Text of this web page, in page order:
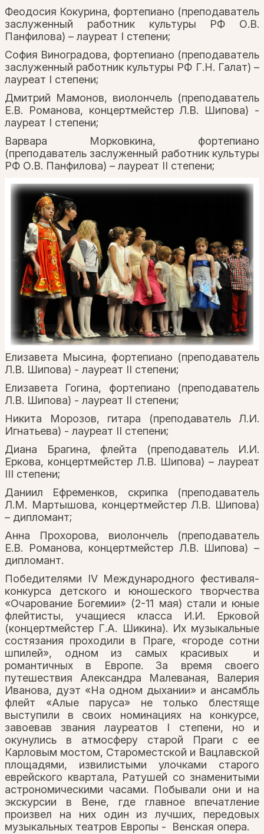
Феодосия Кокурина, фортепиано (преподаватель
заслуженный работник культуры РФ О.В.
Панфилова) – лауреат I степени;
София Виноградова, фортепиано (преподаватель
заслуженный работник культуры РФ Г.Н. Галат) –
лауреат I степени;
Дмитрий Мамонов, виолончель (преподаватель
Е.В. Романова, концертмейстер Л.В. Шипова) -
лауреат I степени;
Варвара Морковкина, фортепиано
(преподаватель заслуженный работник культуры
РФ О.В. Панфилова) – лауреат II степени;
Елизавета Мысина, фортепиано (преподаватель
Л.В. Шипова) - лауреат II степени;
Елизавета Гогина, фортепиано (преподаватель
Л.В. Шипова) - лауреат II степени;
Никита Морозов, гитара (преподаватель Л.И.
Игнатьева) - лауреат II степени;
Диана Брагина, флейта (преподаватель И.И.
Еркова, концертмейстер Л.В. Шипова) – лауреат
III степени;
Даниил Ефременков, скрипка (преподаватель
Л.М. Мартышова, концертмейстер Л.В. Шипова)
– дипломант;
Анна Прохорова, виолончель (преподаватель
Е.В. Романова, концертмейстер Л.В. Шипова) –
дипломант.
Победителями IV Международного фестиваля-
конкурса детского и юношеского творчества
«Очарование Богемии» (2-11 мая) стали и юные
флейтисты, учащиеся класса И.И. Ерковой
(концертмейстер Г.А. Шикина). Их музыкальные
состязания проходили в Праге, «городе сотни
шпилей», одном из самых красивых и
романтичных в Европе. За время своего
путешествия Александра Малеваная, Валерия
Иванова, дуэт «На одном дыхании» и ансамбль
флейт «Алые паруса» не только блестяще
выступили в своих номинациях на конкурсе,
завоевав звания лауреатов I степени, но и
окунулись в атмосферу старой Праги с ее
Карловым мостом, Староместской и Вацлавской
площадями, извилистыми улочками старого
еврейского квартала, Ратушей со знаменитыми
астрономическими часами. Побывали они и на
экскурсии в Вене, где главное впечатление
произвел на них один из лучших, передовых
музыкальных театров Европы - Венская опера.